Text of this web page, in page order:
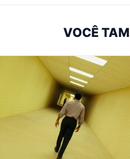
VOCÊ